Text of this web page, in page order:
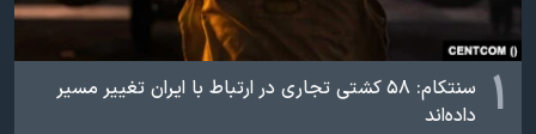
اعتراضات مردمی آبان ۹۸
اسرائیل در جنگ
نرگس محمدی برنده جایزه نوبل صلح ۱
سنتکام: ۵۸ کشتی تجاری در ارتباط با ایران تغییر مسیر
داده‌اند